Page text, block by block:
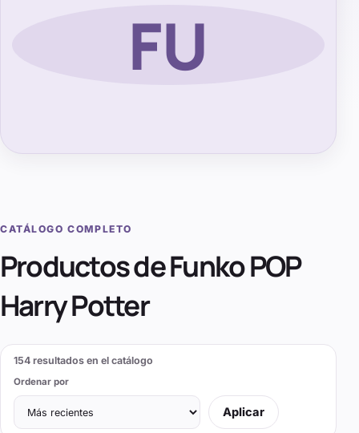
FU
CATÁLOGO COMPLETO
Productos deFunko POP
Harry Potter
154 resultados en el catálogo
Ordenar por
Aplicar